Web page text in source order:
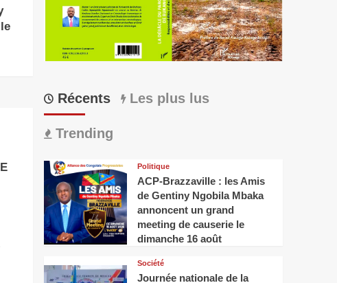
Récents Les plus lus
Trending
Politique
ACP-Brazzaville : les Amis
de Gentiny Ngobila Mbaka
annoncent un grand
meeting de causerie le
dimanche 16 août
Société
Journée nationale de la